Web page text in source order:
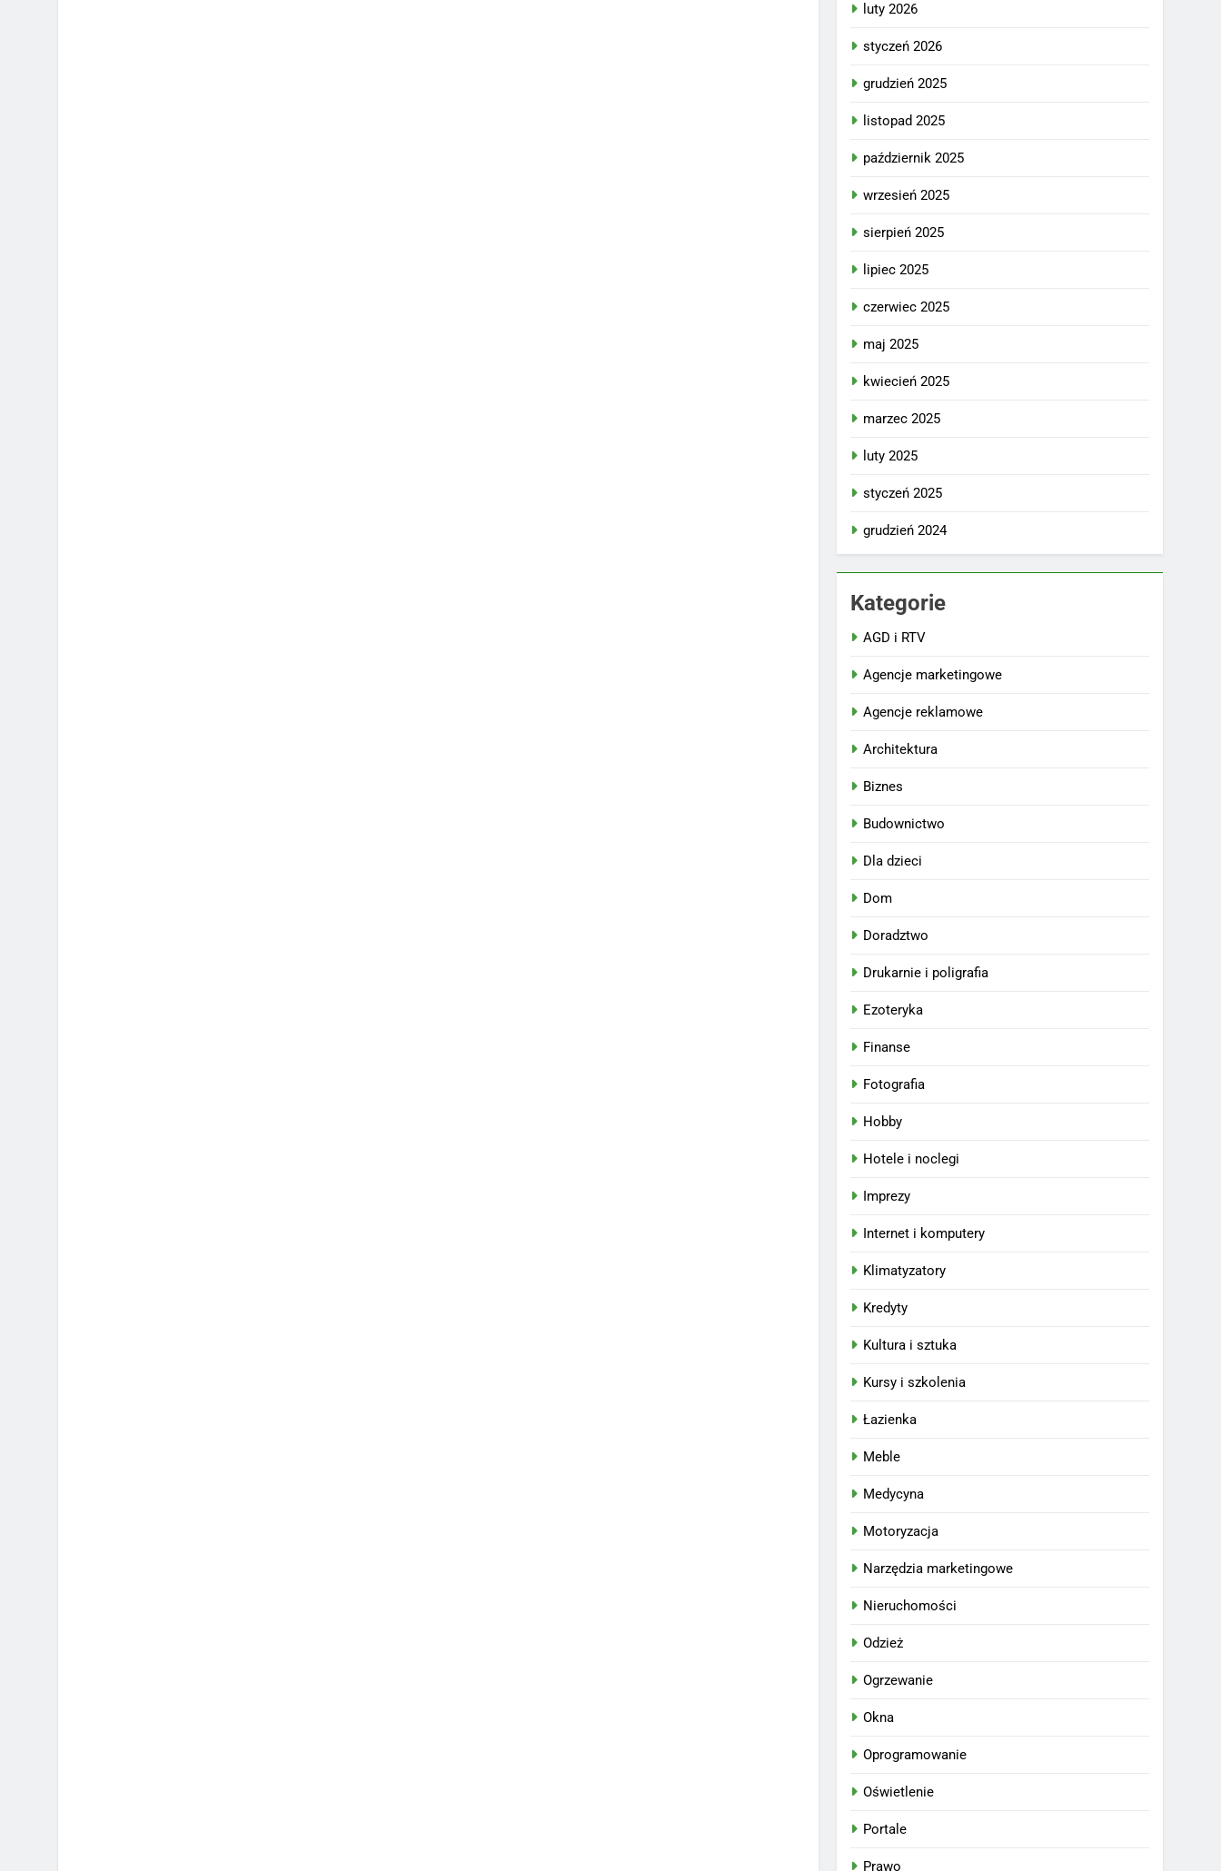
luty 2026
styczeń 2026
grudzień 2025
listopad 2025
październik 2025
wrzesień 2025
sierpień 2025
lipiec 2025
czerwiec 2025
maj 2025
kwiecień 2025
marzec 2025
luty 2025
styczeń 2025
grudzień 2024
Kategorie
AGD i RTV
Agencje marketingowe
Agencje reklamowe
Architektura
Biznes
Budownictwo
Dla dzieci
Dom
Doradztwo
Drukarnie i poligrafia
Ezoteryka
Finanse
Fotografia
Hobby
Hotele i noclegi
Imprezy
Internet i komputery
Klimatyzatory
Kredyty
Kultura i sztuka
Kursy i szkolenia
Łazienka
Meble
Medycyna
Motoryzacja
Narzędzia marketingowe
Nieruchomości
Odzież
Ogrzewanie
Okna
Oprogramowanie
Oświetlenie
Portale
Prawo